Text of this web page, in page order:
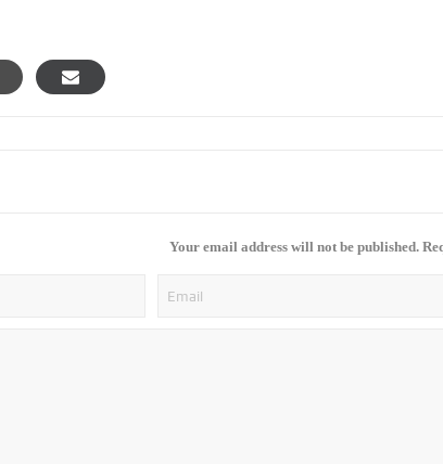
Your email address will not be published.